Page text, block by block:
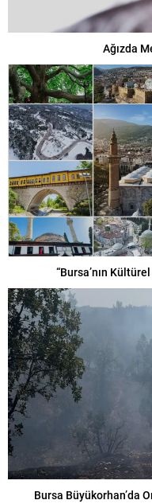
Ağızda
“Bursa’nın
Bursa Büyükorhan’da